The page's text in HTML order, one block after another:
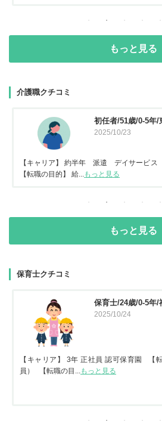
もっと見る
介護職クチコミ
資格なし/20歳/0-5
2025/10/14
【キャリア】 約2年 正社員 倉庫内作業
ーム 【転職の目...もっと見る
もっと見る
保育士クチコミ
保育士/45歳/20-
2025/09/11